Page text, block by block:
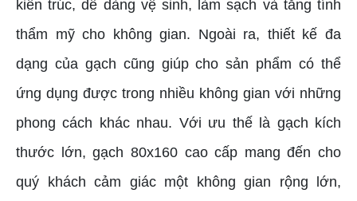
kiến trúc, dễ dàng vệ sinh, làm sạch và tăng tính
thẩm mỹ cho không gian. Ngoài ra, thiết kế đa
dạng của gạch cũng giúp cho sản phẩm có thể
ứng dụng được trong nhiều không gian với những
phong cách khác nhau. Với ưu thế là gạch kích
thước lớn, gạch 80x160 cao cấp mang đến cho
quý khách cảm giác một không gian rộng lớn,